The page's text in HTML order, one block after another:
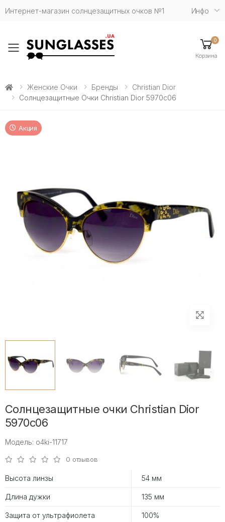
Интернет-магазин солнцезащитных очков №1 Инфо
Toggle mobile menu
0
Корзина
Женские Очки Бренды
Christian Dior
Солнцезащитные Очки Christian Dior 5970c06
Акция
Солнцезащитные очки Christian Dior
5970c06
Модель: o4ki-11717
0 отзывов
Высота линзы 54 мм
Длина дужки 135 мм
Защита от ультрафиолета 100%